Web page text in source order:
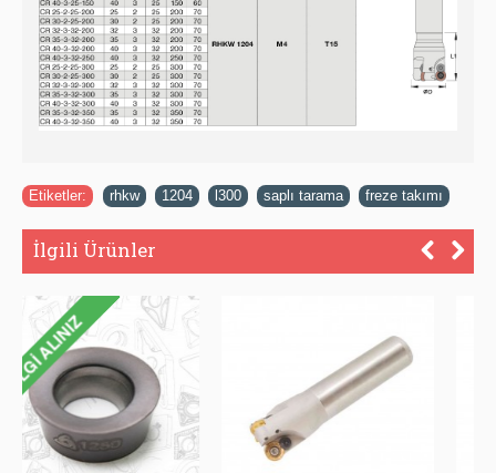
Etiketler: rhkw 1204 l300 saplı tarama freze takımı
İlgili Ürünler